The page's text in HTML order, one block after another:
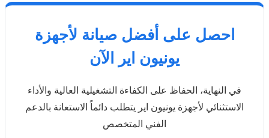
احصل على أفضل صيانة لأجهزة
يونيون اير الآن
في النهاية، الحفاظ على الكفاءة التشغيلية العالية والأداء
الاستثنائي لأجهزة يونيون اير يتطلب دائماً الاستعانة بالدعم
الفني المتخصص